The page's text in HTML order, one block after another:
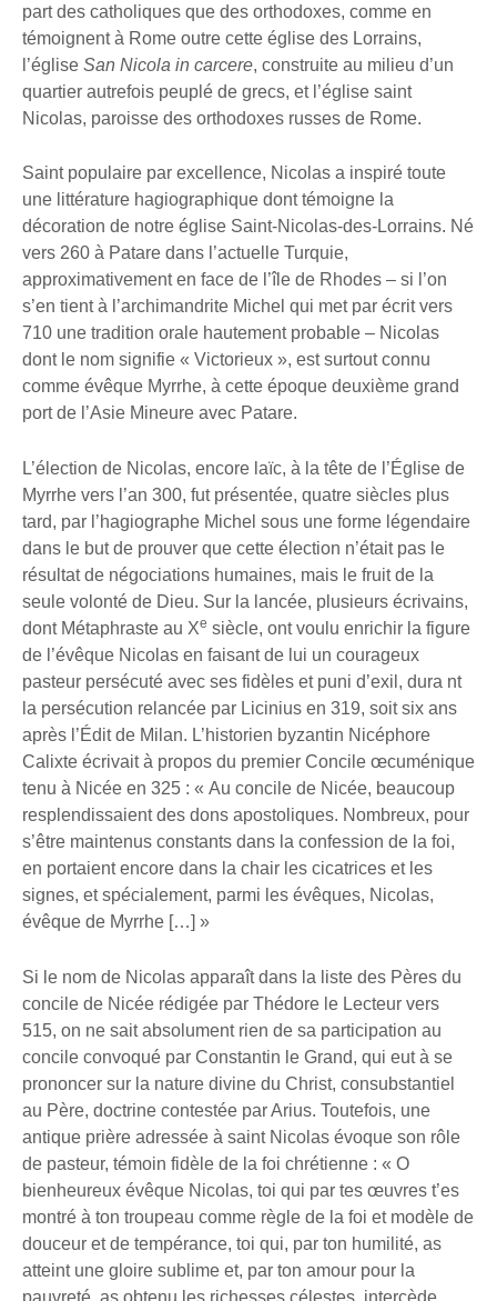
part des catholiques que des orthodoxes, comme en
témoignent à Rome outre cette église des Lorrains,
l’église San Nicola in carcere, construite au milieu d’un
quartier autrefois peuplé de grecs, et l’église saint
Nicolas, paroisse des orthodoxes russes de Rome.
Saint populaire par excellence, Nicolas a inspiré toute
une littérature hagiographique dont témoigne la
décoration de notre église Saint-Nicolas-des-Lorrains. Né
vers 260 à Patare dans l’actuelle Turquie,
approximativement en face de l’île de Rhodes – si l’on
s’en tient à l’archimandrite Michel qui met par écrit vers
710 une tradition orale hautement probable – Nicolas
dont le nom signifie « Victorieux », est surtout connu
comme évêque Myrrhe, à cette époque deuxième grand
port de l’Asie Mineure avec Patare.
L’élection de Nicolas, encore laïc, à la tête de l’Église de
Myrrhe vers l’an 300, fut présentée, quatre siècles plus
tard, par l’hagiographe Michel sous une forme légendaire
dans le but de prouver que cette élection n’était pas le
résultat de négociations humaines, mais le fruit de la
seule volonté de Dieu. Sur la lancée, plusieurs écrivains,
dont Métaphraste au Xe siècle, ont voulu enrichir la figure
de l’évêque Nicolas en faisant de lui un courageux
pasteur persécuté avec ses fidèles et puni d’exil, dura nt
la persécution relancée par Licinius en 319, soit six ans
après l’Édit de Milan. L’historien byzantin Nicéphore
Calixte écrivait à propos du premier Concile œcuménique
tenu à Nicée en 325 : « Au concile de Nicée, beaucoup
resplendissaient des dons apostoliques. Nombreux, pour
s’être maintenus constants dans la confession de la foi,
en portaient encore dans la chair les cicatrices et les
signes, et spécialement, parmi les évêques, Nicolas,
évêque de Myrrhe […] »
Si le nom de Nicolas apparaît dans la liste des Pères du
concile de Nicée rédigée par Thédore le Lecteur vers
515, on ne sait absolument rien de sa participation au
concile convoqué par Constantin le Grand, qui eut à se
prononcer sur la nature divine du Christ, consubstantiel
au Père, doctrine contestée par Arius. Toutefois, une
antique prière adressée à saint Nicolas évoque son rôle
de pasteur, témoin fidèle de la foi chrétienne : « O
bienheureux évêque Nicolas, toi qui par tes œuvres t’es
montré à ton troupeau comme règle de la foi et modèle de
douceur et de tempérance, toi qui, par ton humilité, as
atteint une gloire sublime et, par ton amour pour la
pauvreté, as obtenu les richesses célestes, intercède